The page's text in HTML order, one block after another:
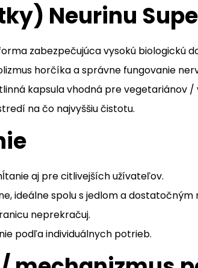
Neurinu
zabezpečujúca vysokú biologickú
horčíka a správne fungovanie
kapsula vhodná pre vegetariánov /
na čo najvyššiu čistotu.
aj pre citlivejších užívateľov.
ideálne spolu s jedlom a dostatočným
neprekračuj.
podľa individuálnych potrieb.